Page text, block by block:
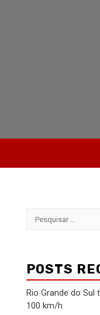
Pesquisar
POSTS
Rio Grande do Sul
100 km/h